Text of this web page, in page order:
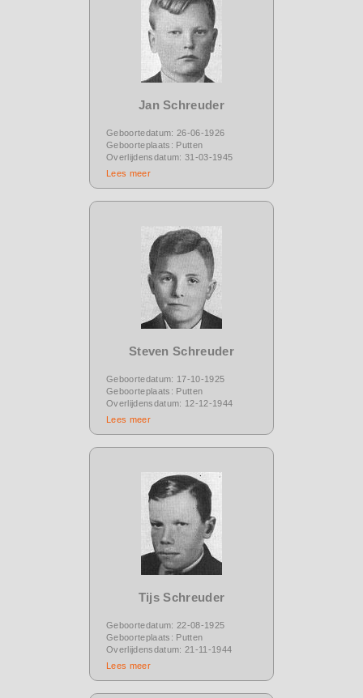
Jan Schreuder
Geboortedatum: 26-06-1926
Geboorteplaats: Putten
Overlijdensdatum: 31-03-1945
Lees meer
Steven Schreuder
Geboortedatum: 17-10-1925
Geboorteplaats: Putten
Overlijdensdatum: 12-12-1944
Lees meer
Tijs Schreuder
Geboortedatum: 22-08-1925
Geboorteplaats: Putten
Overlijdensdatum: 21-11-1944
Lees meer